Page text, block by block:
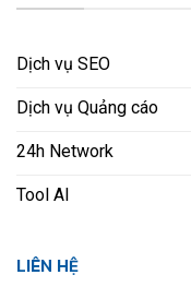
Dịch vụ SEO
Dịch vụ Quảng cáo
24h Network
Tool AI
LIÊN HỆ